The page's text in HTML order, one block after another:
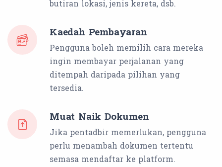
butiran lokasi, jenis kereta, dsb.
Kaedah Pembayaran
Pengguna boleh memilih cara mereka
ingin membayar perjalanan yang
ditempah daripada pilihan yang
tersedia.
Muat Naik Dokumen
Jika pentadbir memerlukan, pengguna
perlu menambah dokumen tertentu
semasa mendaftar ke platform.